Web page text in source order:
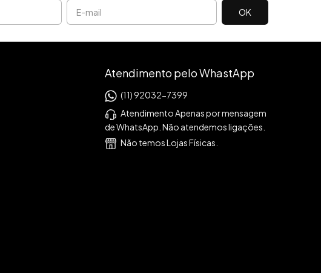
Atendimento pelo WhastApp
(11) 92032-7399
Atendimento Apenas por mensagem
de WhatsApp. Não atendemos ligações.
Não temos Lojas Físicas.